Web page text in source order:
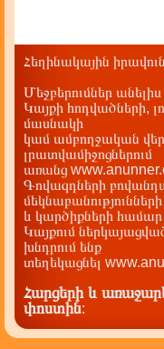
Հեղինակային
Մեջբերումներ
Կայքի հոդվածների,
մասնակի
կամ ամբողջական
լրատվամիջոցներում
առանց
Գովազդների
մեկնաբանությունների
և կարծիքների
Կայքում
խնդրում ենք
տեղեկացնել
Հարցերի և
փոստին: